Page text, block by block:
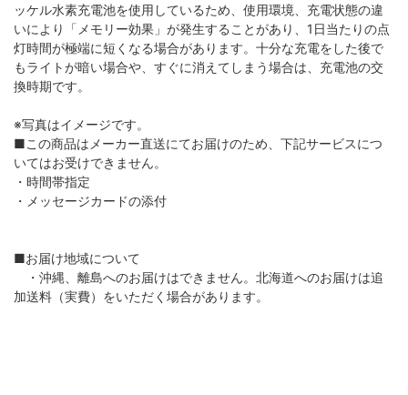
ッケル水素充電池を使用しているため、使用環境、充電状態の違
いにより「メモリー効果」が発生することがあり、1日当たりの点
灯時間が極端に短くなる場合があります。十分な充電をした後で
もライトが暗い場合や、すぐに消えてしまう場合は、充電池の交
換時期です。
※写真はイメージです。
■この商品はメーカー直送にてお届けのため、下記サービスにつ
いてはお受けできません。
・時間帯指定
・メッセージカードの添付
■お届け地域について
・沖縄、離島へのお届けはできません。北海道へのお届けは追
加送料（実費）をいただく場合があります。